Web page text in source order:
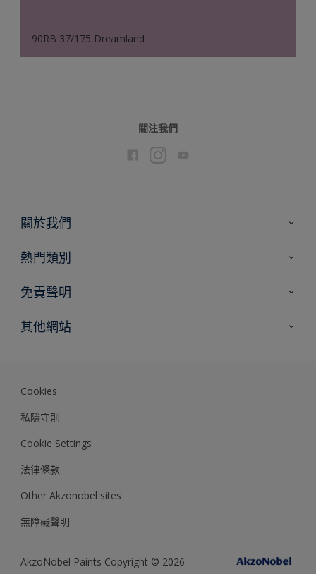
90RB 37/175 Dreamland
關注我們
關於我們
聯絡我們
熱門類別
尋找顏色
專家見解
免責聲明
色彩準確度
其他網站
Cookies
私隱守則
Cookie Settings
法律條款
Other Akzonobel sites
無障礙聲明
AkzoNobel Paints Copyright © 2026